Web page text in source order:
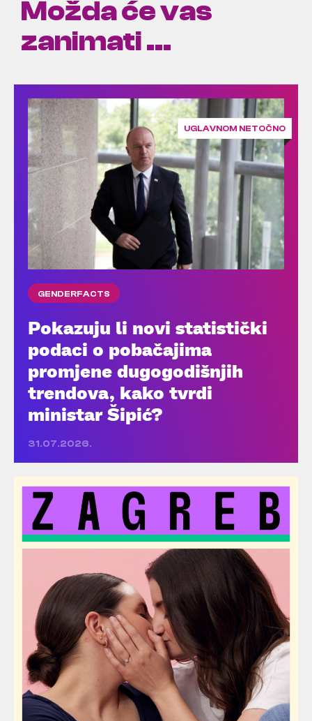
Možda će vas
zanimati ...
UGLAVNOM NETOČNO
GENDERFACTS
Pokazuju li novi statistički
podaci o pobačajima
promjene dugogodišnjih
trendova, kako tvrdi
ministar Šipić?
31.07.2026.